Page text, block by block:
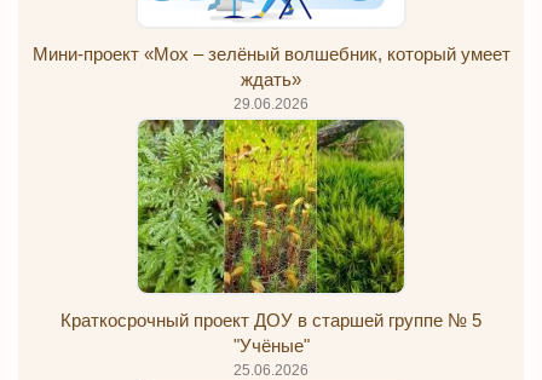
Мини-проект «Мох – зелёный волшебник, который умеет
ждать»
29.06.2026
Краткосрочный проект ДОУ в старшей группе № 5
"Учёные"
25.06.2026